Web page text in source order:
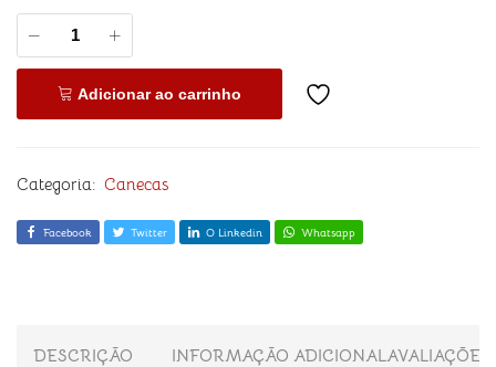
Adicionar ao carrinho
Categoria: Canecas
Facebook Twitter O Linkedin Whatsapp
DESCRIÇÃO INFORMAÇÃO ADICIONAL